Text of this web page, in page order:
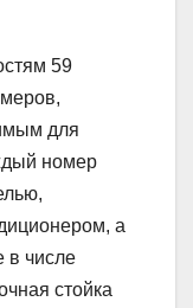
59
для
номер
а
в числе
стойка